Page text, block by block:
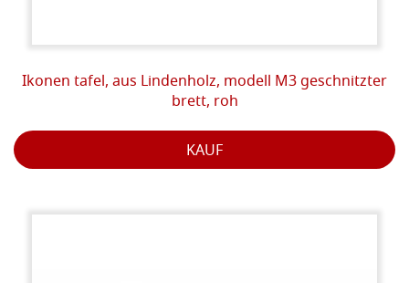
Ikonen tafel, aus Lindenholz, modell M3 geschnitzter
brett, roh
KAUF